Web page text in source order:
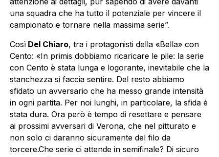
una squadra che ha tutto il potenziale per vincere il
campionato e tornare nella massima serie”.
Così Del Chiaro, tra i protagonisti della «Bella» con
Cento: «In primis dobbiamo ricaricare le pile: la serie
con Cento è stata lunga e logorante, inevitabile che la
stanchezza si faccia sentire. Del resto abbiamo
sfidato un avversario che ha messo grande intensità
in ogni partita. Per noi lunghi, in particolare, la sfida è
stata dura. Ora però è tempo di resettare e pensare
ai prossimi avversari di Verona, che nel pitturato e
non solo ci daranno sicuramente del filo da
torcere.Che serie ci attende in semifinale? Di sicuro